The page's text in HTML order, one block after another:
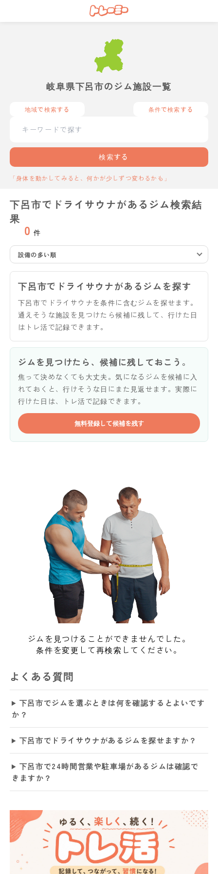
岐阜県下呂市のジム施設一覧
地域で検索する 条件で検索する
検索する
「身体を動かしてみると、何かが少しずつ変わるかも」
下呂市でドライサウナがあるジム検索結
果
0 件
設備の多い順
下呂市でドライサウナがあるジムを探す
下呂市でドライサウナを条件に含むジムを探せます。
通えそうな施設を見つけたら候補に残して、行けた日
はトレ活で記録できます。
ジムを見つけたら、候補に残しておこう。
焦って決めなくても大丈夫。気になるジムを候補に入
れておくと、行けそうな日にまた見返せます。実際に
行けた日は、トレ活で記録できます。
無料登録して候補を残す
ジムを見つけることができませんでした。
条件を変更して再検索してください。
よくある質問
下呂市でジムを選ぶときは何を確認するとよいです
か？
下呂市でドライサウナがあるジムを探せますか？
下呂市で24時間営業や駐車場があるジムは確認で
きますか？